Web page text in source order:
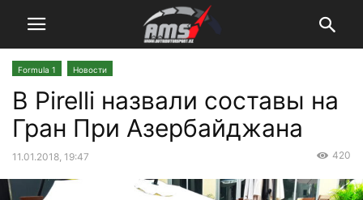
Formula 1 Новости
В Pirelli назвали составы на
Гран При Азербайджана
11.01.2018, 19:47 420